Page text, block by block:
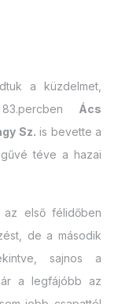
a küzdelmet,
Ács
Sz. is bevette a
téve a hazai
az első félidőben
de a második
sajnos a
a legfájóbb az